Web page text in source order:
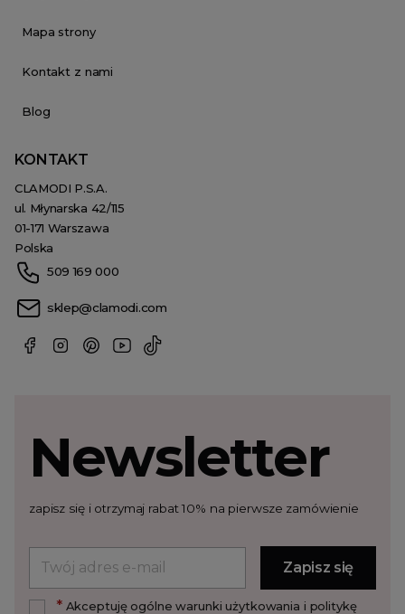
Mapa strony
Kontakt z nami
Blog
KONTAKT
CLAMODI P.S.A.
ul. Młynarska 42/115
01-171 Warszawa
Polska
509 169 000
sklep@clamodi.com
Newsletter
zapisz się i otrzymaj rabat 10% na pierwsze zamówienie
*Akceptuję ogólne warunki użytkowania i politykę